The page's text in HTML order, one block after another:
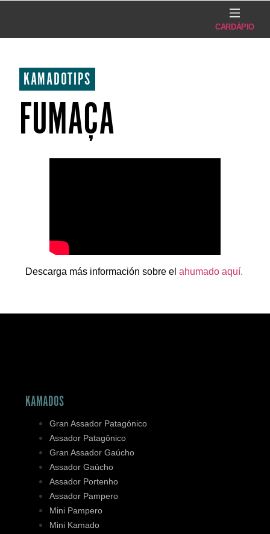
CARDÁPIO
KAMADOTIPS
FUMAÇA
Descarga más información sobre el ahumado aquí.
KAMADOS
Gran Assador Patagónico
Assador Patagônico
Gran Assador Gaúcho
Assador Gaúcho
Assador Portenho
Assador Pampero
Mini Pampero
Mini Kamado